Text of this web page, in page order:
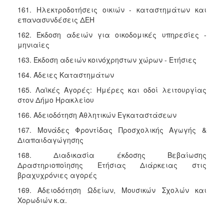
161. Ηλεκτροδοτήσεις οικιών - καταστημάτων και
επανασυνδέσεις ΔΕΗ
162. Έκδοση αδειών για οικοδομικές υπηρεσίες -
μηνιαίες
163. Έκδοση αδειών κοινόχρηστων χώρων - Ετήσιες
164. Άδειες Καταστημάτων
165. Λαϊκές Αγορές: Ημέρες και οδοί λειτουργίας
στον Δήμο Ηρακλείου
166. Αδειοδότηση Αθλητικών Εγκαταστάσεων
167. Μονάδες Φροντίδας Προσχολικής Αγωγής &
Διαπαιδαγώγησης
168. Διαδικασία έκδοσης Βεβαίωσης
Δραστηριοποίησης Ετήσιας Διάρκειας στις
βραχυχρόνιες αγορές
169. Αδειοδότηση Ωδείων, Μουσικών Σχολών και
Χορωδιών κ.α.